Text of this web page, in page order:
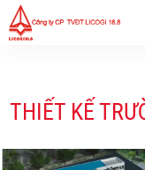
THIẾT KẾ